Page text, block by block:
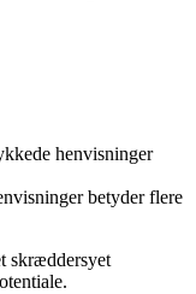
henvisninger
betyder flere
skræddersyet